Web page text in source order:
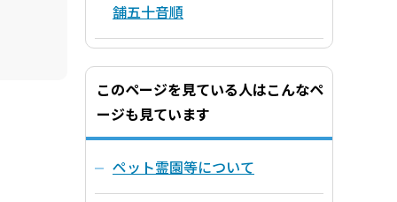
舗五十音順
このページを見ている人はこんなペ
ージも見ています
ペット霊園等について